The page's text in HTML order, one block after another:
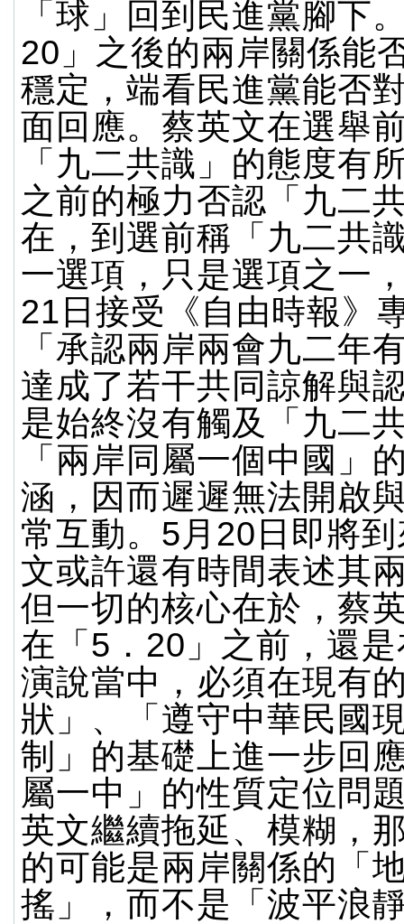
「球」回到民進黨腳下
20」之後的兩岸關係能
穩定，端看民進黨能否
面回應。蔡英文在選舉
「九二共識」的態度有
之前的極力否認「九二
在，到選前稱「九二共
一選項，只是選項之一
21日接受《自由時報》
「承認兩岸兩會九二年
達成了若干共同諒解與
是始終沒有觸及「九二
「兩岸同屬一個中國」
涵，因而遲遲無法開啟
常互動。5月20日即將
文或許還有時間表述其
但一切的核心在於，蔡
在「5．20」之前，還
演說當中，必須在現有
狀」、「遵守中華民國
制」的基礎上進一步回
屬一中」的性質定位問
英文繼續拖延、模糊，
的可能是兩岸關係的「
搖」，而不是「波平浪